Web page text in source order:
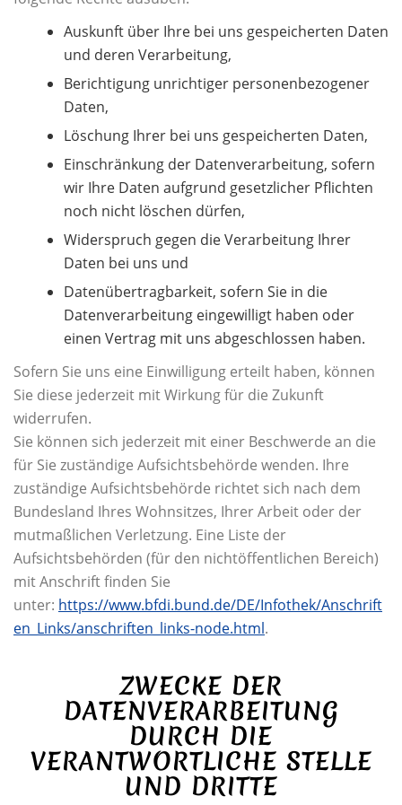
Auskunft über Ihre bei uns gespeicherten Daten
und deren Verarbeitung,
Berichtigung unrichtiger personenbezogener
Daten,
Löschung Ihrer bei uns gespeicherten Daten,
Einschränkung der Datenverarbeitung, sofern
wir Ihre Daten aufgrund gesetzlicher Pflichten
noch nicht löschen dürfen,
Widerspruch gegen die Verarbeitung Ihrer
Daten bei uns und
Datenübertragbarkeit, sofern Sie in die
Datenverarbeitung eingewilligt haben oder
einen Vertrag mit uns abgeschlossen haben.
Sofern Sie uns eine Einwilligung erteilt haben, können
Sie diese jederzeit mit Wirkung für die Zukunft
widerrufen.
Sie können sich jederzeit mit einer Beschwerde an die
für Sie zuständige Aufsichtsbehörde wenden. Ihre
zuständige Aufsichtsbehörde richtet sich nach dem
Bundesland Ihres Wohnsitzes, Ihrer Arbeit oder der
mutmaßlichen Verletzung. Eine Liste der
Aufsichtsbehörden (für den nichtöffentlichen Bereich)
mit Anschrift finden Sie
unter: https://www.bfdi.bund.de/DE/Infothek/Anschrift
en_Links/anschriften_links-node.html.
ZWECKE DER
DATENVERARBEITUNG
DURCH DIE
VERANTWORTLICHE STELLE
UND DRITTE